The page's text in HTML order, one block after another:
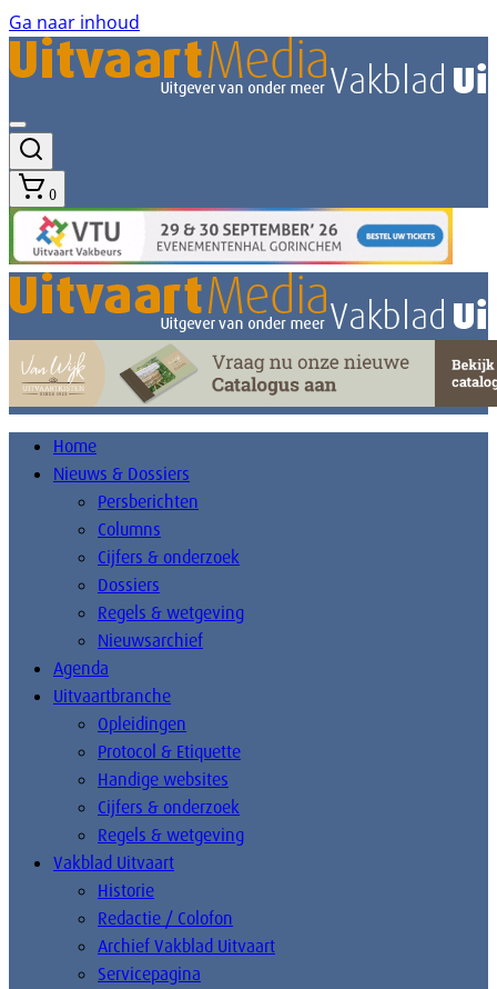
Ga naar inhoud
0
Home
Nieuws & Dossiers
Persberichten
Columns
Cijfers & onderzoek
Dossiers
Regels & wetgeving
Nieuwsarchief
Agenda
Uitvaartbranche
Opleidingen
Protocol & Etiquette
Handige websites
Cijfers & onderzoek
Regels & wetgeving
Vakblad Uitvaart
Historie
Redactie / Colofon
Archief Vakblad Uitvaart
Servicepagina